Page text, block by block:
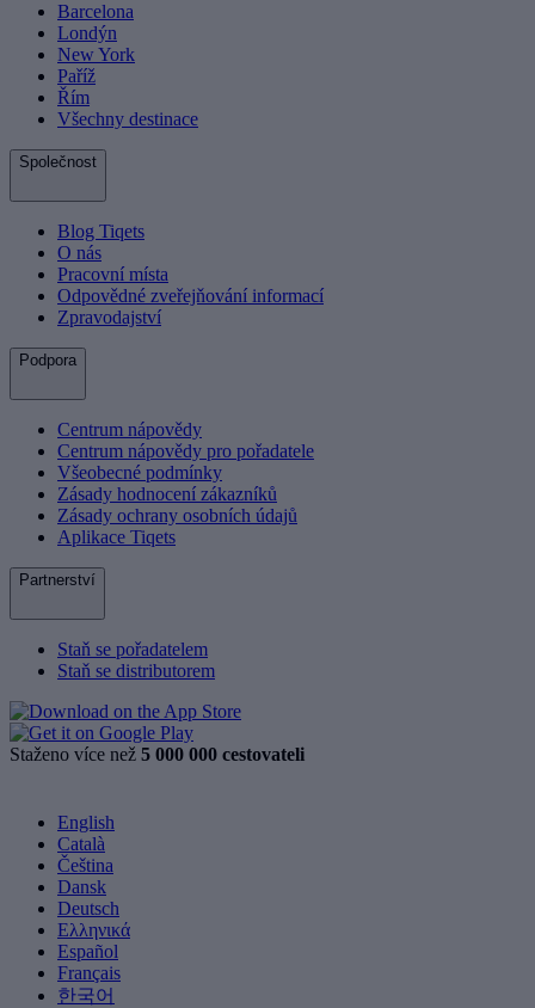
Barcelona
Londýn
New York
Paříž
Řím
Všechny destinace
Společnost
Blog Tiqets
O nás
Pracovní místa
Odpovědné zveřejňování informací
Zpravodajství
Podpora
Centrum nápovědy
Centrum nápovědy pro pořadatele
Všeobecné podmínky
Zásady hodnocení zákazníků
Zásady ochrany osobních údajů
Aplikace Tiqets
Partnerství
Staň se pořadatelem
Staň se distributorem
Staženo více než 5 000 000 cestovateli
English
Català
Čeština
Dansk
Deutsch
Ελληνικά
Español
Français
한국어